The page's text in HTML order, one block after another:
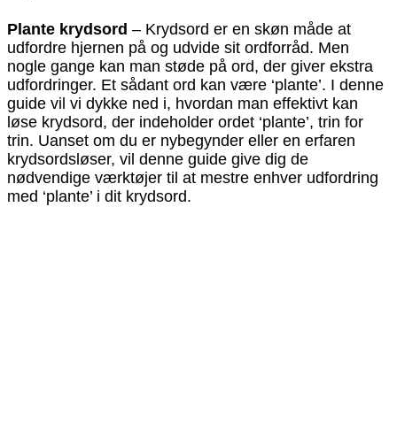
Plante krydsord – Krydsord er en skøn måde at
udfordre hjernen på og udvide sit ordforråd. Men
nogle gange kan man støde på ord, der giver ekstra
udfordringer. Et sådant ord kan være ‘plante’. I denne
guide vil vi dykke ned i, hvordan man effektivt kan
løse krydsord, der indeholder ordet ‘plante’, trin for
trin. Uanset om du er nybegynder eller en erfaren
krydsordsløser, vil denne guide give dig de
nødvendige værktøjer til at mestre enhver udfordring
med ‘plante’ i dit krydsord.